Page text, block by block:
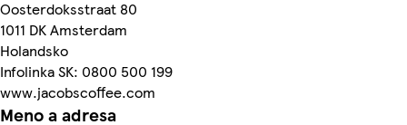
Oosterdoksstraat 80
1011 DK Amsterdam
Holandsko
Infolinka SK: 0800 500 199
www.jacobscoffee.com
Meno a adresa